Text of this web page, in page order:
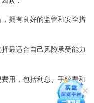
拥有良好的监管和安全措
最适合自己风险承受能力
用，包括利息、手续费和